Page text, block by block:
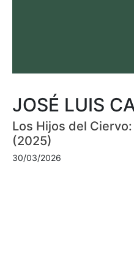
JOSÉ LUIS
Los Hijos del
(2025)
30/03/2026